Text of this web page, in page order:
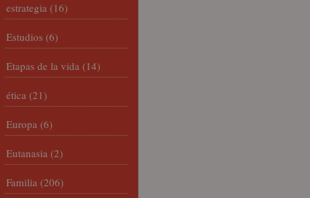
estrategia (16)
Estudios (6)
Etapas de la vida (14)
ética (21)
Europa (6)
Eutanasia (2)
Familia (206)